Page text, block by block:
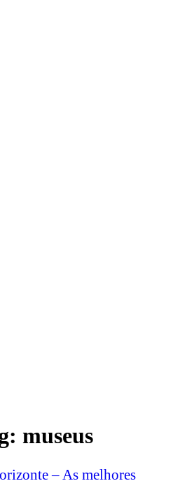
a tantas opções diversas que
e bares quanto de museus e
seja um roteiro de 01 dia, 02